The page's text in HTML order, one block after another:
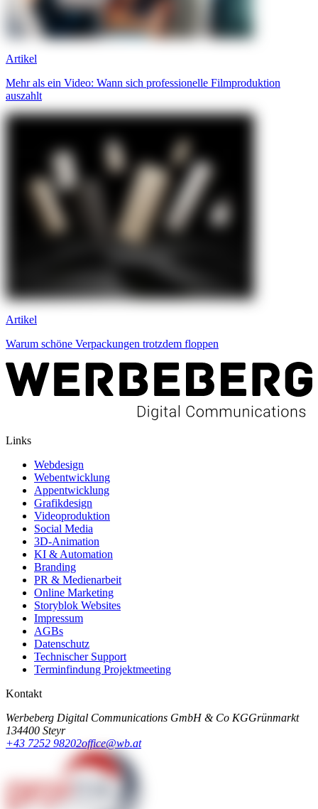
Artikel
Mehr als ein Video: Wann sich professionelle Filmproduktion
auszahlt
Artikel
Warum schöne Verpackungen trotzdem floppen
Links
Webdesign
Webentwicklung
Appentwicklung
Grafikdesign
Videoproduktion
Social Media
3D-Animation
KI & Automation
Branding
PR & Medienarbeit
Online Marketing
Storyblok Websites
Impressum
AGBs
Datenschutz
Technischer Support
Terminfindung Projektmeeting
Kontakt
Werbeberg Digital Communications GmbH & Co KGGrünmarkt
134400 Steyr
+43 7252 98202office@wb.at